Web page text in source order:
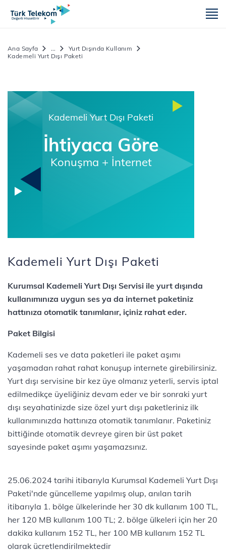
Ana Sayfa ...
Yurt Dışında Kullanım
Kademeli Yurt Dışı Paketi
Kademeli Yurt Dışı Paketi
İhtiyaca Göre
Konuşma + İnternet
Kademeli Yurt Dışı Paketi
Kurumsal Kademeli Yurt Dışı Servisi ile yurt dışında
kullanımınıza uygun ses ya da internet paketiniz
hattınıza otomatik tanımlanır, içiniz rahat eder.
Paket Bilgisi
Kademeli ses ve data paketleri ile paket aşımı
yaşamadan rahat rahat konuşup internete girebilirsiniz.
Yurt dışı servisine bir kez üye olmanız yeterli, servis iptal
edilmedikçe üyeliğiniz devam eder ve bir sonraki yurt
dışı seyahatinizde size özel yurt dışı paketleriniz ilk
kullanımınızda hattınıza otomatik tanımlanır. Paketiniz
bittiğinde otomatik devreye giren bir üst paket
sayesinde paket aşımı yaşamazsınız.
25.06.2024 tarihi itibarıyla Kurumsal Kademeli Yurt Dışı
Paketi'nde güncelleme yapılmış olup, anılan tarih
itibarıyla 1. bölge ülkelerinde her 30 dk kullanım 100 TL,
her 120 MB kullanım 100 TL; 2. bölge ülkeleri için her 20
dakika kullanım 152 TL, her 100 MB kullanım 152 TL
olarak ücretlendirilmektedir